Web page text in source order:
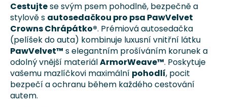
Cestujtese svým psem pohodlně, bezpečně a
stylově s autosedačkou pro psa PawVelvet
Crowns Chrápátko®. Prémiová autosedačka
(pelíšek do auta) kombinuje luxusní vnitřní látku
PawVelvet™ s elegantním prošíváním korunek a
odolný vnější materiálArmorWeave™. Poskytuje
vašemu mazlíčkovi maximální pohodlí, pocit
bezpečí a ochranu během každého cestování
autem.
HLEDAT
D
o
p